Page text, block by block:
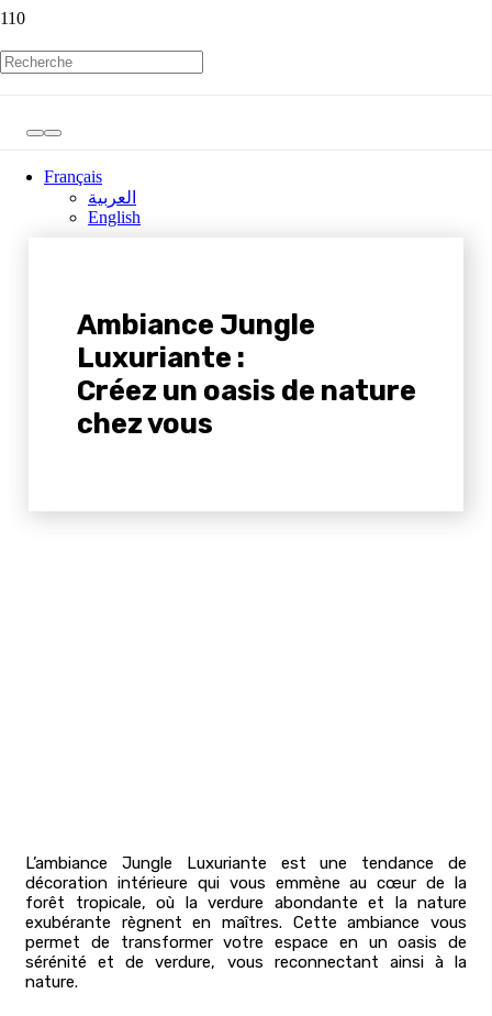
Français
العربية
English
Ambiance Jungle
Luxuriante :
Créez un oasis de nature
chez vous
L’ambiance Jungle Luxuriante est une tendance de
décoration intérieure qui vous emmène au cœur de la
forêt tropicale, où la verdure abondante et la nature
exubérante règnent en maîtres. Cette ambiance vous
permet de transformer votre espace en un oasis de
sérénité et de verdure, vous reconnectant ainsi à la
nature.